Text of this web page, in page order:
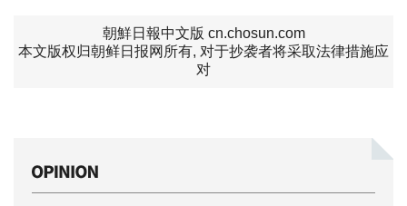
朝鮮日報中文版 cn.chosun.com
本文版权归朝鲜日报网所有, 对于抄袭者将采取法律措施应
对